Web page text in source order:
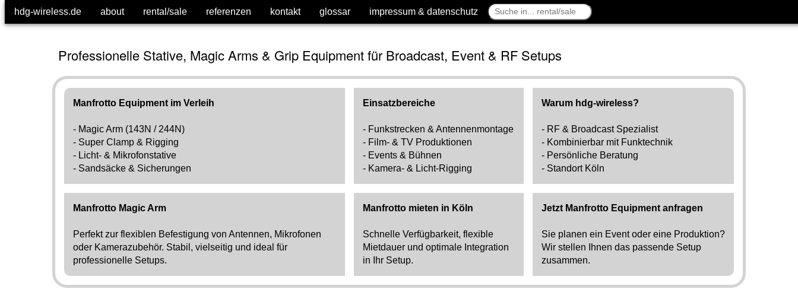
hdg-wireless.de about rental/sale referenzen kontakt glossar impressum & datenschutz
hdg-wireless.de about rental/sale referenzen kontakt glossar impressum & datenschutz
Professionelle Stative, Magic Arms & Grip Equipment für Broadcast, Event & RF Setups
Manfrotto Equipment im Verleih
- Magic Arm (143N / 244N)
- Super Clamp & Rigging
- Licht- & Mikrofonstative
- Sandsäcke & Sicherungen
Einsatzbereiche
- Funkstrecken & Antennenmontage
- Film- & TV Produktionen
- Events & Bühnen
- Kamera- & Licht-Rigging
Warum hdg-wireless?
- RF & Broadcast Spezialist
- Kombinierbar mit Funktechnik
- Persönliche Beratung
- Standort Köln
Manfrotto Magic Arm
Perfekt zur flexiblen Befestigung von Antennen, Mikrofonen
oder Kamerazubehör. Stabil, vielseitig und ideal für
professionelle Setups.
Manfrotto mieten in Köln
Schnelle Verfügbarkeit, flexible
Mietdauer und optimale Integration
in Ihr Setup.
Jetzt Manfrotto Equipment anfragen
Sie planen ein Event oder eine Produktion?
Wir stellen Ihnen das passende Setup
zusammen.